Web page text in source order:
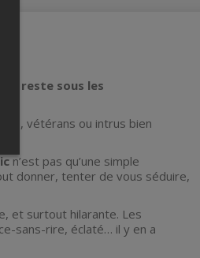
reste sous les
vétérans ou intrus bien
n’est pas qu’une simple
donner, tenter de vous séduire,
et surtout hilarante. Les
sans-rire, éclaté… il y en a